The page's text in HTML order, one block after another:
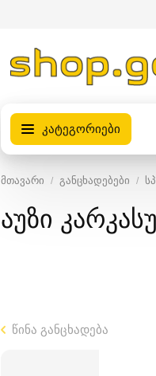
კატეგორიები
მთავარი განცხადებები
აუზი
წინა განცხადება